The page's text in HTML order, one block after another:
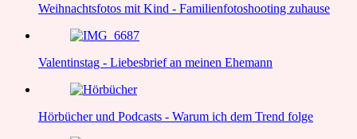
Weihnachtsfotos mit Kind - Familienfotoshooting zuhause
Valentinstag - Liebesbrief an meinen Ehemann
Hörbücher und Podcasts - Warum ich dem Trend folge